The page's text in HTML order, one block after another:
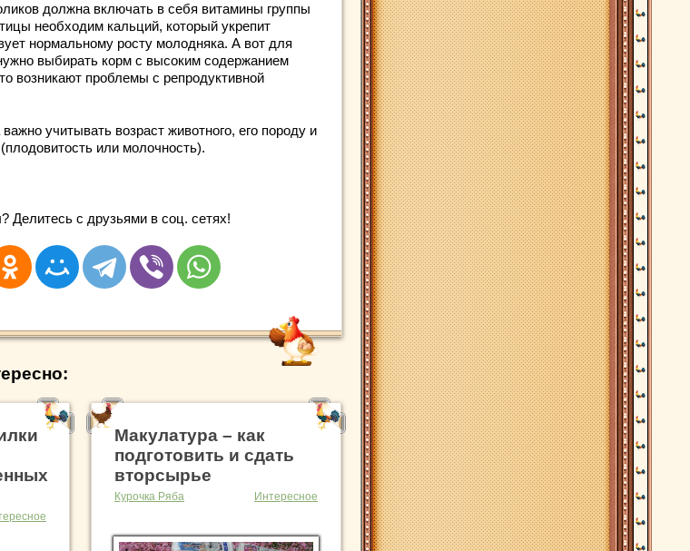
должна включать в себя витамины группы
необходим кальций, который укрепит
нормальному росту молодняка. А вот для
выбирать корм с высоким содержанием
возникают проблемы с репродуктивной
учитывать возраст животного, его породу и
или молочность).
Делитесь с друзьями в соц. сетях!
Макулатура – как
подготовить и сдать
вторсырье
Курочка Ряба Интересное